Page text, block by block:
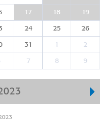
17 18 19
24 25 26
31 1 2
7 8 9